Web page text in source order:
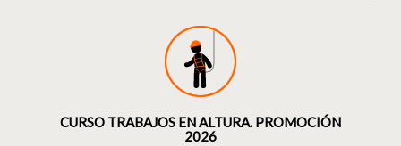
CURSO TRABAJOS EN ALTURA. PROMOCIÓN
2026